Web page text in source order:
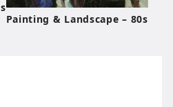
Painting & Landscape – 80s